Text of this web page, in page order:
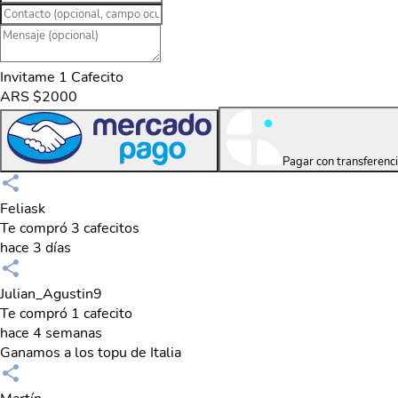
Invitame 1 Cafecito
ARS $2000
Pagar con
Feliask
Te compró 3 cafecitos
hace 3 días
Julian_Agustin9
Te compró 1 cafecito
hace 4 semanas
Ganamos a los topu de Italia